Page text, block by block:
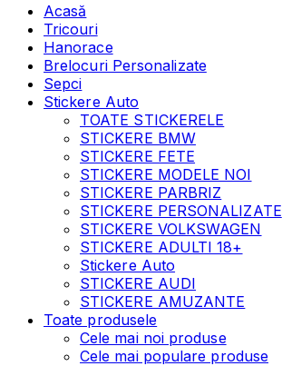
Acasă
Tricouri
Hanorace
Brelocuri Personalizate
Sepci
Stickere Auto
TOATE STICKERELE
STICKERE BMW
STICKERE FETE
STICKERE MODELE NOI
STICKERE PARBRIZ
STICKERE PERSONALIZATE
STICKERE VOLKSWAGEN
STICKERE ADULTI 18+
Stickere Auto
STICKERE AUDI
STICKERE AMUZANTE
Toate produsele
Cele mai noi produse
Cele mai populare produse